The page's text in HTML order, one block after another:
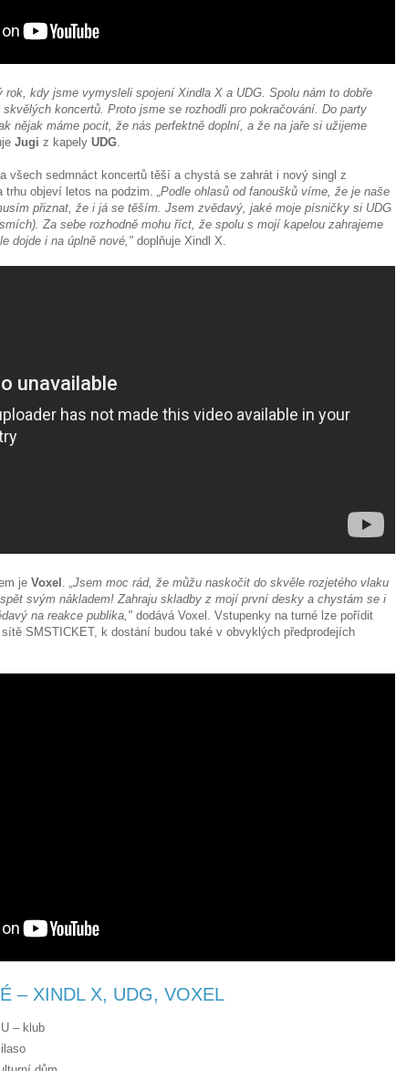
rok, kdy jsme vymysleli spojení Xindla X a UDG. Spolu nám to dobře
koncertů. Proto jsme se rozhodli pro pokračování. Do party
nějak máme pocit, že nás perfektně doplní, a že na jaře si užijeme
Jugi z kapely UDG
všech sedmnáct koncertů těší a chystá se zahrát i nový singl z
trhu objeví letos na podzim.
„Podle ohlasů od fanoušků víme, že je naše
přiznat, že i já se těším. Jsem zvědavý, jaké moje písničky si UDG
Za sebe rozhodně mohu říct, že spolu s mojí kapelou zahrajeme
dojde i na úplně nové," doplňuje Xindl X.
je Voxel
„Jsem moc rád, že můžu naskočit do skvěle rozjetého vlaku
svým nákladem! Zahraju skladby z mojí první desky a chystám se i
na reakce publika," dodává Voxel. Vstupenky na turné lze pořídit
SMSTICKET, k dostání budou také v obvyklých předprodejích
– XINDL X, UDG, VOXEL
, U – klub